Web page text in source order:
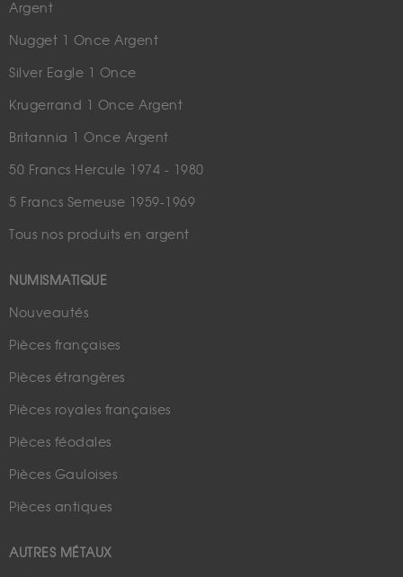
Argent
Nugget 1 Once Argent
Silver Eagle 1 Once
Krugerrand 1 Once Argent
Britannia 1 Once Argent
50 Francs Hercule 1974 - 1980
5 Francs Semeuse 1959-1969
Tous nos produits en argent
NUMISMATIQUE
Nouveautés
Pièces françaises
Pièces étrangères
Pièces royales françaises
Pièces féodales
Pièces Gauloises
Pièces antiques
AUTRES MÉTAUX